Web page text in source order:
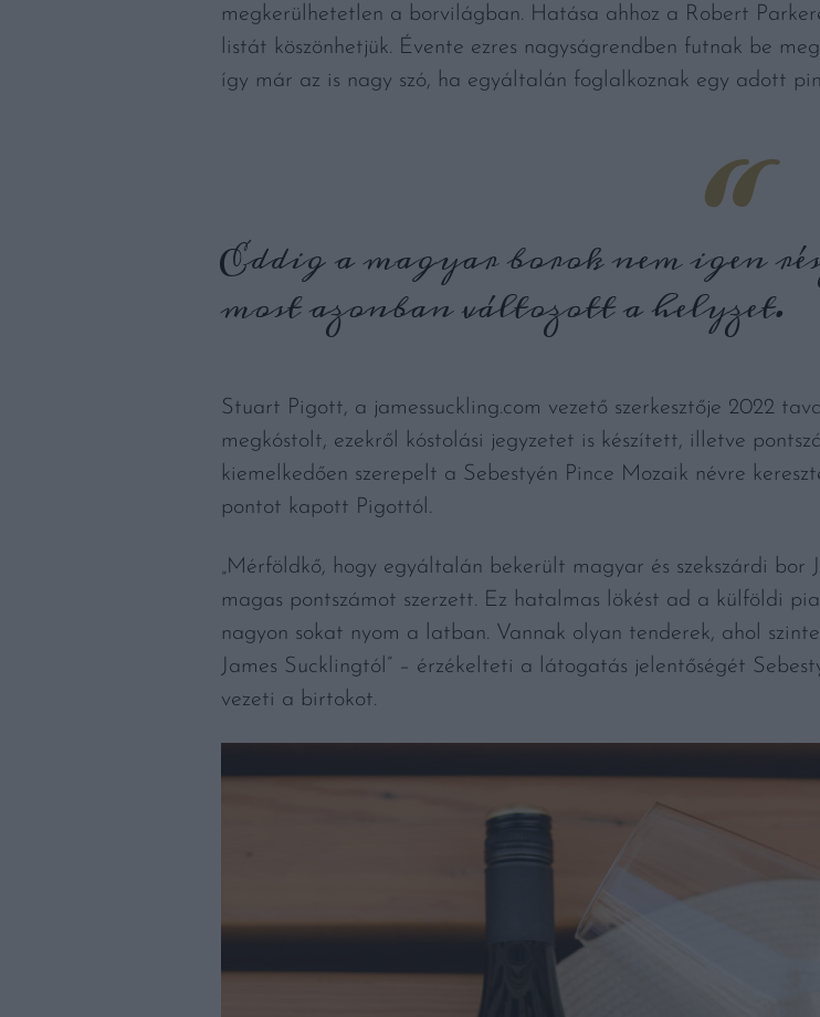
megkerülhetetlen a borvilágban. Hatása ahhoz a Robert
listát köszönhetjük. Évente ezres nagyságrendben futnak be
így már az is nagy szó, ha egyáltalán foglalkoznak egy adott
Eddig a magyar borok nem igen
most azonban változott a helyzet.
Stuart Pigott, a jamessuckling.com vezető szerkesztője 2022
megkóstolt, ezekről kóstolási jegyzetet is készített, illetve
kiemelkedően szerepelt a Sebestyén Pince Mozaik névre
pontot kapott Pigottól.
„Mérföldkő, hogy egyáltalán bekerült magyar és szekszárdi bor
magas pontszámot szerzett. Ez hatalmas lökést ad a külföldi
nagyon sokat nyom a latban. Vannak olyan tenderek, ahol
James Sucklingtól” – érzékelteti a látogatás jelentőségét
vezeti a birtokot.